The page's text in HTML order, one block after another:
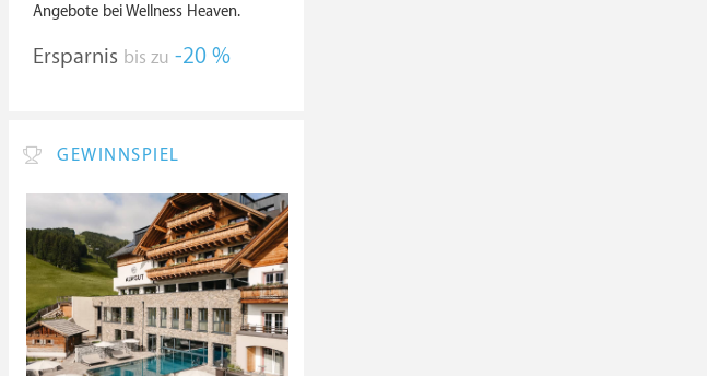
Angebote bei Wellness Heaven.
Ersparnis bis zu -20 %
GEWINNSPIEL